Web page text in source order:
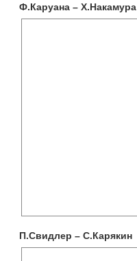
Ф.Каруана – Х.Накамура
П.Свидлер – С.Карякин